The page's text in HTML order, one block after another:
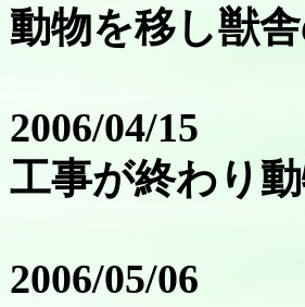
動物を移し獣
2006/04/15
工事が終わり
2006/05/06